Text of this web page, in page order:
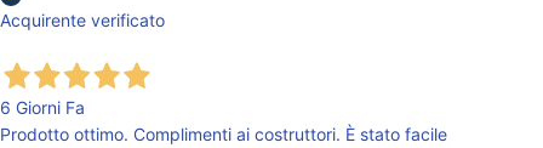
Acquirente verificato
6 Giorni Fa
Prodotto ottimo. Complimenti ai costruttori. È stato facile